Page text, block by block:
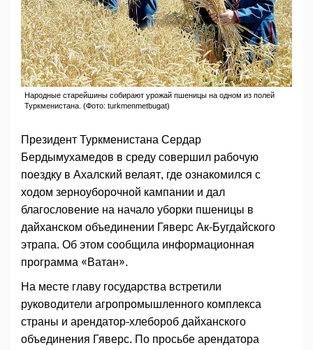
Народные старейшины собирают урожай пшеницы на одном из полей
Туркменистана. (Фото: turkmenmetbugat)
Президент Туркменистана Сердар
Бердымухамедов в среду совершил рабочую
поездку в Ахалский велаят, где ознакомился с
ходом зерноуборочной кампании и дал
благословение на начало уборки пшеницы в
дайханском объединении Гяверс Ак-Бугдайского
этрапа. Об этом сообщила информационная
программа «Ватан».
На месте главу государства встретили
руководители агропромышленного комплекса
страны и арендатор-хлебороб дайханского
объединения Гяверс. По просьбе арендатора